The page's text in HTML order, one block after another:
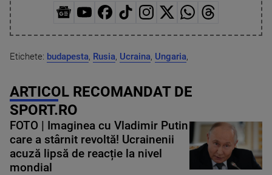
Etichete: budapesta, Rusia, Ucraina, Ungaria,
ARTICOL RECOMANDAT DE
SPORT.RO
FOTO | Imaginea cu Vladimir Putin
care a stârnit revoltă! Ucrainenii
acuză lipsă de reacție la nivel
mondial